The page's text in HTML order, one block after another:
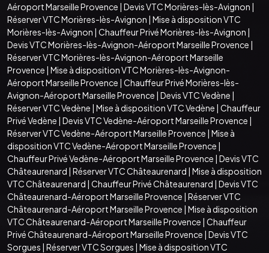
Aéroport Marseille Provence | Devis VTC Morières-lès-Avignon |
Réserver VTC Morières-lès-Avignon | Mise à disposition VTC
Morières-lès-Avignon | Chauffeur Privé Morières-lès-Avignon |
Devis VTC Morières-lès-Avignon-Aéroport Marseille Provence |
Réserver VTC Morières-lès-Avignon-Aéroport Marseille
Provence | Mise à disposition VTC Morières-lès-Avignon-
Aéroport Marseille Provence | Chauffeur Privé Morières-lès-
Avignon-Aéroport Marseille Provence | Devis VTC Vedène |
Réserver VTC Vedène | Mise à disposition VTC Vedène | Chauffeur
Privé Vedène | Devis VTC Vedène-Aéroport Marseille Provence |
Réserver VTC Vedène-Aéroport Marseille Provence | Mise à
disposition VTC Vedène-Aéroport Marseille Provence |
Chauffeur Privé Vedène-Aéroport Marseille Provence | Devis VTC
Châteaurenard | Réserver VTC Châteaurenard | Mise à disposition
VTC Châteaurenard | Chauffeur Privé Châteaurenard | Devis VTC
Châteaurenard-Aéroport Marseille Provence | Réserver VTC
Châteaurenard-Aéroport Marseille Provence | Mise à disposition
VTC Châteaurenard-Aéroport Marseille Provence | Chauffeur
Privé Châteaurenard-Aéroport Marseille Provence | Devis VTC
Sorgues | Réserver VTC Sorgues | Mise à disposition VTC